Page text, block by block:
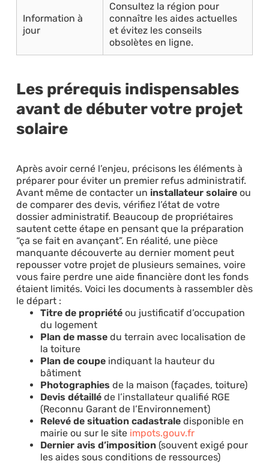
Information à
jour
Consultez la région pour
connaître les aides actuelles
et évitez les conseils
obsolètes en ligne.
Les prérequis indispensables
avant de débuter votre projet
solaire
Après avoir cerné l’enjeu, précisons les éléments à
préparer pour éviter un premier refus administratif.
Avant même de contacter un installateur solaireou
de comparer des devis, vérifiez l’état de votre
dossier administratif. Beaucoup de propriétaires
sautent cette étape en pensant que la préparation
“ça se fait en avançant”. En réalité, une pièce
manquante découverte au dernier moment peut
repousser votre projet de plusieurs semaines, voire
vous faire perdre une aide financière dont les fonds
étaient limités. Voici les documents à rassembler dès
le départ :
Titre de propriétéou justificatif d’occupation
du logement
Plan de massedu terrain avec localisation de
la toiture
Plan de coupeindiquant la hauteur du
bâtiment
Photographies de la maison (façades, toiture)
Devis détailléde l’installateur qualifié RGE
(Reconnu Garant de l’Environnement)
Relevé de situation cadastraledisponible en
mairie ou sur le site impots.gouv.fr
Dernier avis d’imposition(souvent exigé pour
les aides sous conditions de ressources)